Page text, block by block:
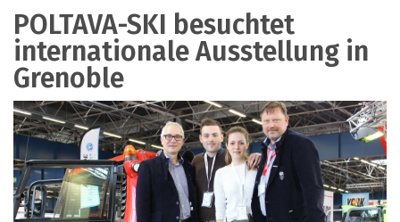
POLTAVA-SKI besuchtet
internationale Ausstellung in
Grenoble